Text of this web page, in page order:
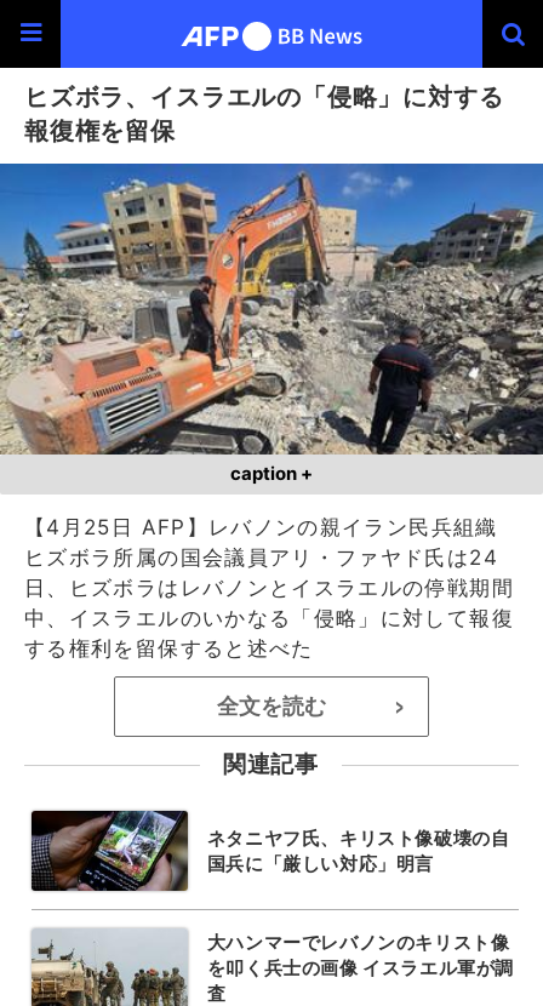
ヒズボラ、イスラエルの「侵略」に対する
報復権を留保
caption +
【4月25日 AFP】レバノンの親イラン民兵組織
ヒズボラ所属の国会議員アリ・ファヤド氏は24
日、ヒズボラはレバノンとイスラエルの停戦期間
中、イスラエルのいかなる「侵略」に対して報復
する権利を留保すると述べた
全文を読む >
関連記事
ネタニヤフ氏、キリスト像破壊の自
国兵に「厳しい対応」明言
大ハンマーでレバノンのキリスト像
を叩く兵士の画像 イスラエル軍が調
査